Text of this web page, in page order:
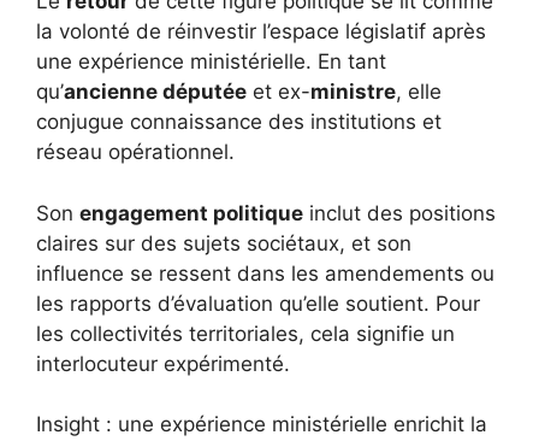
la volonté de réinvestir l’espace législatif après
une expérience ministérielle. En tant
qu’ancienne députée et ex-ministre, elle
conjugue connaissance des institutions et
réseau opérationnel.
Son engagement politique inclut des positions
claires sur des sujets sociétaux, et son
influence se ressent dans les amendements ou
les rapports d’évaluation qu’elle soutient. Pour
les collectivités territoriales, cela signifie un
interlocuteur expérimenté.
Insight : une expérience ministérielle enrichit la